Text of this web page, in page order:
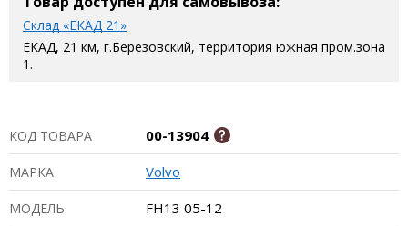
Склад «ЕКАД 21»
ЕКАД, 21 км, г.Березовский, территория южная пром.зона
1.
КОД ТОВАРА 00-13904
МАРКА Volvo
МОДЕЛЬ FH13 05-12